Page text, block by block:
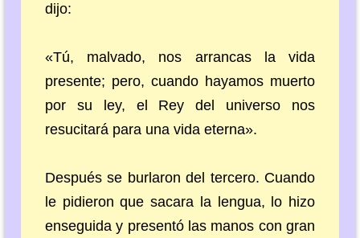
dijo:
«Tú, malvado, nos arrancas la vida
presente; pero, cuando hayamos muerto
por su ley, el Rey del universo nos
resucitará para una vida eterna».
Después se burlaron del tercero. Cuando
le pidieron que sacara la lengua, lo hizo
enseguida y presentó las manos con gran